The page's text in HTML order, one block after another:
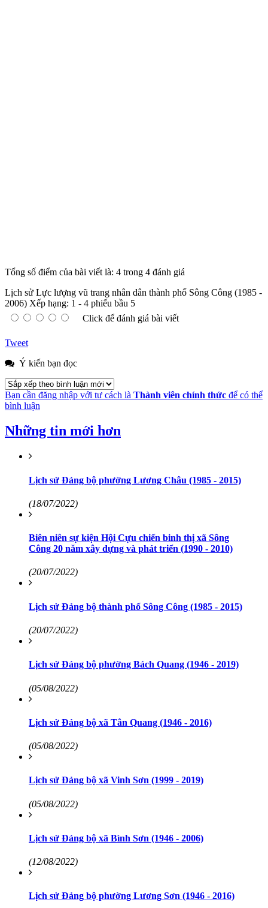
Tổng số điểm của bài viết là: 4 trong 4 đánh giá
Lịch sử Lực lượng vũ trang nhân dân thành phố Sông Công (1985 -
2006) Xếp hạng: 1 - 4 phiếu bầu 5
Click để đánh giá bài viết
Tweet
Ý kiến bạn đọc
Bạn cần đăng nhập với tư cách là Thành viên chính thức để có thể
bình luận
Những tin mới hơn
Lịch sử Đảng bộ phường Lương Châu (1985 - 2015)
(18/07/2022)
Biên niên sự kiện Hội Cựu chiến binh thị xã Sông
Công 20 năm xây dựng và phát triển (1990 - 2010)
(20/07/2022)
Lịch sử Đảng bộ thành phố Sông Công (1985 - 2015)
(20/07/2022)
Lịch sử Đảng bộ phường Bách Quang (1946 - 2019)
(05/08/2022)
Lịch sử Đảng bộ xã Tân Quang (1946 - 2016)
(05/08/2022)
Lịch sử Đảng bộ xã Vinh Sơn (1999 - 2019)
(05/08/2022)
Lịch sử Đảng bộ xã Bình Sơn (1946 - 2006)
(12/08/2022)
Lịch sử Đảng bộ phường Lương Sơn (1946 - 2016)